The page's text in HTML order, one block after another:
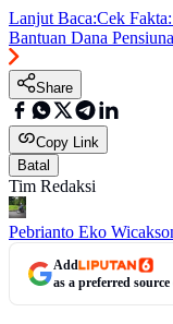
Lanjut Baca:Cek
Bantuan Dana
Share
Copy Link
Batal
Tim Redaksi
Pebrianto Eko
Add
as a preferred source